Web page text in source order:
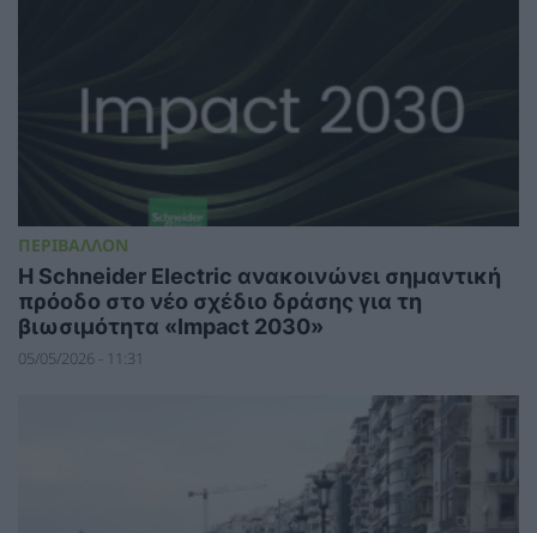
ΠΕΡΙΒΑΛΛΟΝ
Η Schneider Electric ανακοινώνει σημαντική
πρόοδο στο νέο σχέδιο δράσης για τη
βιωσιμότητα «Impact 2030»
05/05/2026 - 11:31